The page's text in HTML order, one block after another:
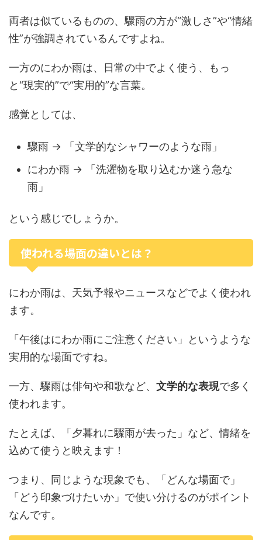
両者は似ているものの、驟雨の方が“激しさ”や“情緒
性”が強調されているんですよね。
一方のにわか雨は、日常の中でよく使う、もっ
と“現実的”で“実用的”な言葉。
感覚としては、
驟雨 → 「文学的なシャワーのような雨」
にわか雨 → 「洗濯物を取り込むか迷う急な
雨」
という感じでしょうか。
使われる場面の違いとは？
にわか雨は、天気予報やニュースなどでよく使われ
ます。
「午後はにわか雨にご注意ください」というような
実用的な場面ですね。
一方、驟雨は俳句や和歌など、 文学的な表現で多く
使われます。
たとえば、「夕暮れに驟雨が去った」など、情緒を
込めて使うと映えます！
つまり、同じような現象でも、「どんな場面で」
「どう印象づけたいか」で使い分けるのがポイント
なんです。